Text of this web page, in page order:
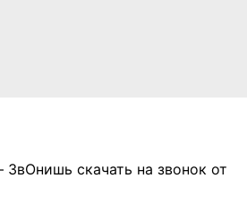
скачать на звонок от